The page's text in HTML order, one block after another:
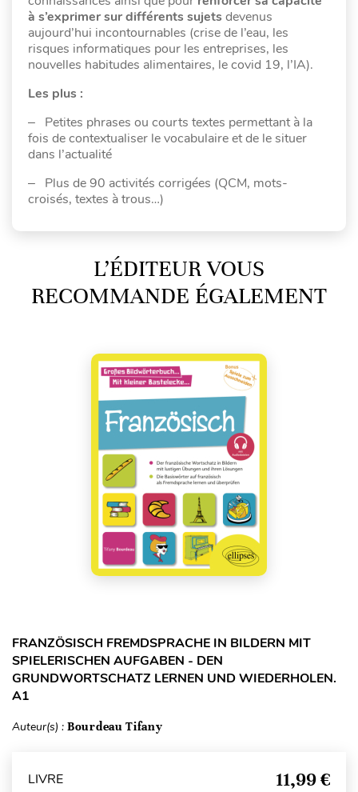
à s’exprimer sur différents sujets devenus
aujourd’hui incontournables (crise de l’eau, les
risques informatiques pour les entreprises, les
nouvelles habitudes alimentaires, le covid 19, l’IA).
Les plus :
‒ Petites phrases ou courts textes permettant à la
fois de contextualiser le vocabulaire et de le situer
dans l’actualité
‒ Plus de 90 activités corrigées (QCM, mots-
croisés, textes à trous…)
L’ÉDITEUR VOUS
RECOMMANDE ÉGALEMENT
FRANZÖSISCH FREMDSPRACHE IN BILDERN MIT
SPIELERISCHEN AUFGABEN - DEN
GRUNDWORTSCHATZ LERNEN UND WIEDERHOLEN.
A1
Auteur(s) : Bourdeau Tifany
LIVRE 11,99 €